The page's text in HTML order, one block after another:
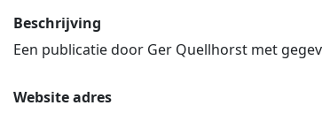
Beschrijving
Een publicatie door Ger Quellhorst met
Website adres